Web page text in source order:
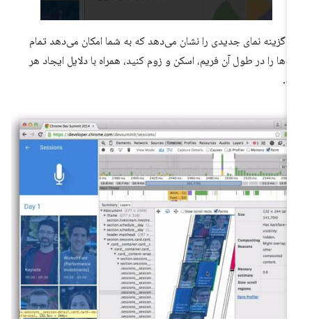
گزینه نمای جدیدی را نشان می‌دهد که به شما امکان می‌دهد تمام
را در طول آن فریم، اسکن و زوم کنید، همراه با دلایل ایجاد هر